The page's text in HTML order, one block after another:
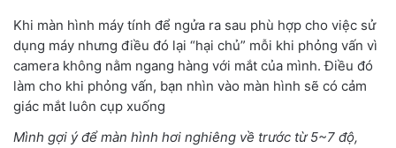
Khi màn hình máy tính để ngửa ra sau phù hợp cho việc sử
dụng máy nhưng điều đó lại “hại chủ” mỗi khi phỏng vấn vì
camera không nằm ngang hàng với mắt của mình. Điều đó
làm cho khi phỏng vấn, bạn nhìn vào màn hình sẽ có cảm
giác mắt luôn cụp xuống
Mình gợi ý để màn hình hơi nghiêng về trước từ 5~7 độ,